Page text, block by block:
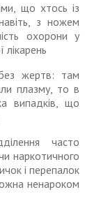
що хтось із
з ножем
охорони у
жертв: там
плазму, то в
випадків, що
часто
наркотичного
і перепалок
ненароком